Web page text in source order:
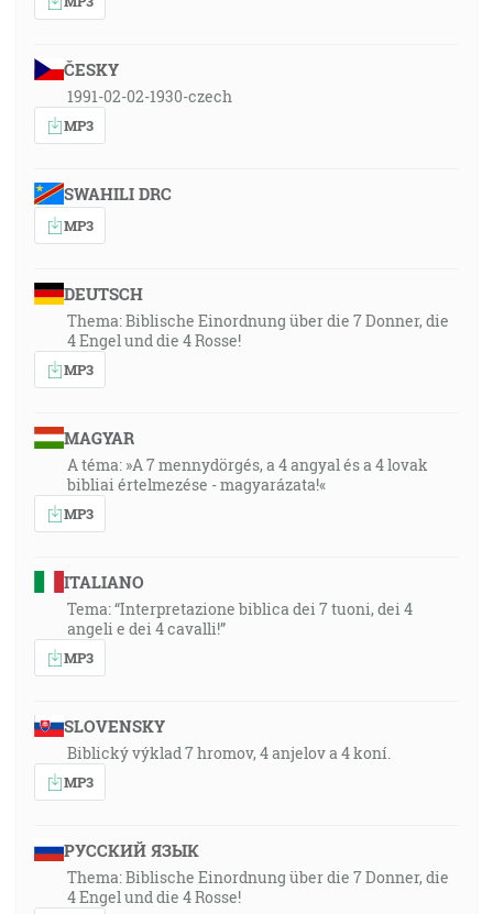
ČESKY
1991-02-02-1930-czech
MP3
SWAHILI DRC
MP3
DEUTSCH
Thema: Biblische Einordnung über die 7 Donner, die
4 Engel und die 4 Rosse!
MP3
MAGYAR
A téma: »A 7 mennydörgés, a 4 angyal és a 4 lovak
bibliai értelmezése - magyarázata!«
MP3
ITALIANO
Tema: “Interpretazione biblica dei 7 tuoni, dei 4
angeli e dei 4 cavalli!”
MP3
SLOVENSKY
Biblický výklad 7 hromov, 4 anjelov a 4 koní.
MP3
РУССКИЙ ЯЗЫК
Thema: Biblische Einordnung über die 7 Donner, die
4 Engel und die 4 Rosse!